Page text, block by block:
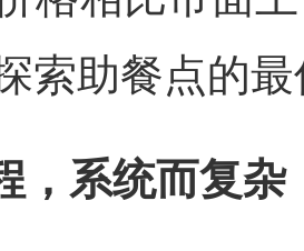
索助餐点的
，系统而复杂